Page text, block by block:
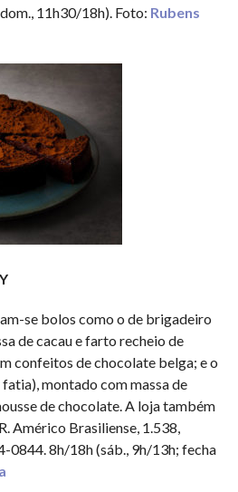
11h30/18h). Foto: Rubens
se bolos como o de brigadeiro
de cacau e farto recheio de
confeitos de chocolate belga; e o
fatia), montado com massa de
de chocolate. A loja também
Américo Brasiliense, 1.538,
0844. 8h/18h (sáb., 9h/13h; fecha